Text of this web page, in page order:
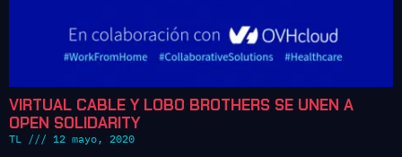
VIRTUAL CABLE Y LOBO BROTHERS SE UNEN A
OPEN SOLIDARITY
TL 12 mayo, 2020